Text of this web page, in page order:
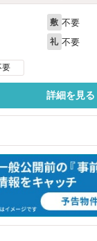
敷 不要
礼 不要
要
詳細を見る